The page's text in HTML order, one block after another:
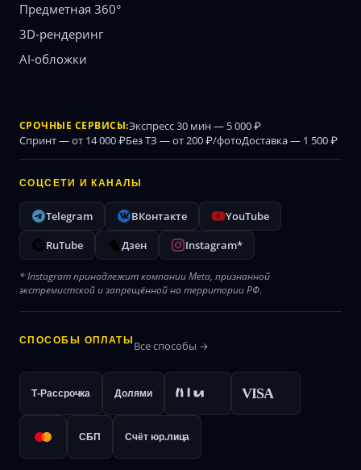
Предметная 360°
3D-рендеринг
AI-обложки
СРОЧНЫЕ СЕРВИСЫ:Экспресс 30 мин — 5 000 ₽
Спринт — от 14 000 ₽Без ТЗ — от 200 ₽/фотоДоставка — 1 500 ₽
СОЦСЕТИ И КАНАЛЫ
Telegram ВКонтакте
YouTube
RuTube
Дзен Instagram*
* Instagram принадлежит компании Meta, признанной
экстремистской и запрещённой на территории РФ.
СПОСОБЫ ОПЛАТЫ Все способы →
Т-Рассрочка Долями VISA
СБП Счёт юр.лица